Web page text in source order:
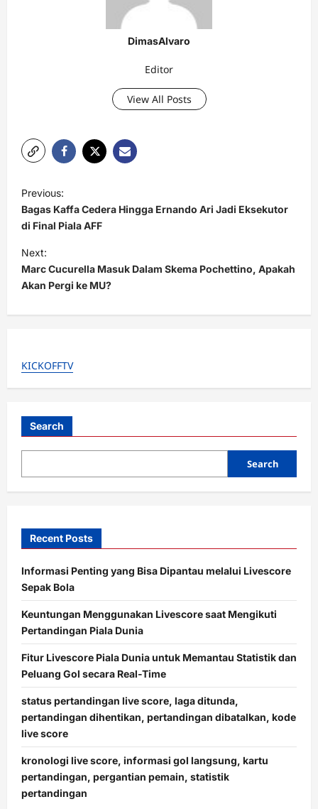
DimasAlvaro
Editor
View All Posts
P
o
s
t
n
a
v
g
o
Previous:
Bagas Kaffa Cedera Hingga Ernando Ari Jadi Eksekutor
di Final Piala AFF
Next:
Marc Cucurella Masuk Dalam Skema Pochettino, Apakah
Akan Pergi ke MU?
KICKOFFTV
Search
Search
Recent Posts
Informasi Penting yang Bisa Dipantau melalui Livescore
Sepak Bola
Keuntungan Menggunakan Livescore saat Mengikuti
Pertandingan Piala Dunia
Fitur Livescore Piala Dunia untuk Memantau Statistik dan
Peluang Gol secara Real-Time
status pertandingan live score, laga ditunda,
pertandingan dihentikan, pertandingan dibatalkan, kode
live score
kronologi live score, informasi gol langsung, kartu
pertandingan, pergantian pemain, statistik
pertandingan